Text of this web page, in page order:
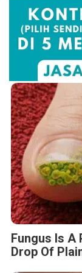
Fungus Is A
Drop Of